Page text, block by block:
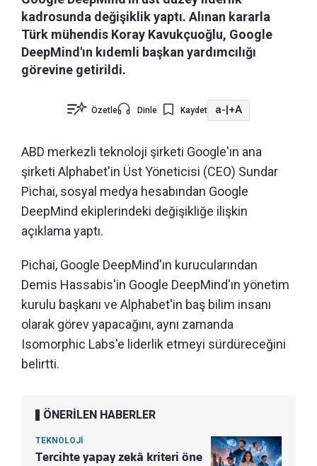
kadrosunda değişiklik yaptı. Alınan kararla
Türk mühendis Koray Kavukçuoğlu, Google
DeepMind'ın kıdemli başkan yardımcılığı
görevine getirildi.
Özetle Dinle Kaydet a-|+A
ABD merkezli teknoloji şirketi Google'ın ana
şirketi Alphabet'in Üst Yöneticisi (CEO) Sundar
Pichai, sosyal medya hesabından Google
DeepMind ekiplerindeki değişikliğe ilişkin
açıklama yaptı.
Pichai, Google DeepMind'ın kurucularından
Demis Hassabis'in Google DeepMind'ın yönetim
kurulu başkanı ve Alphabet'in baş bilim insanı
olarak görev yapacağını, aynı zamanda
Isomorphic Labs'e liderlik etmeyi sürdüreceğini
belirtti.
ÖNERİLEN HABERLER
TEKNOLOJİ
Tercihte yapay zekâ kriteri öne